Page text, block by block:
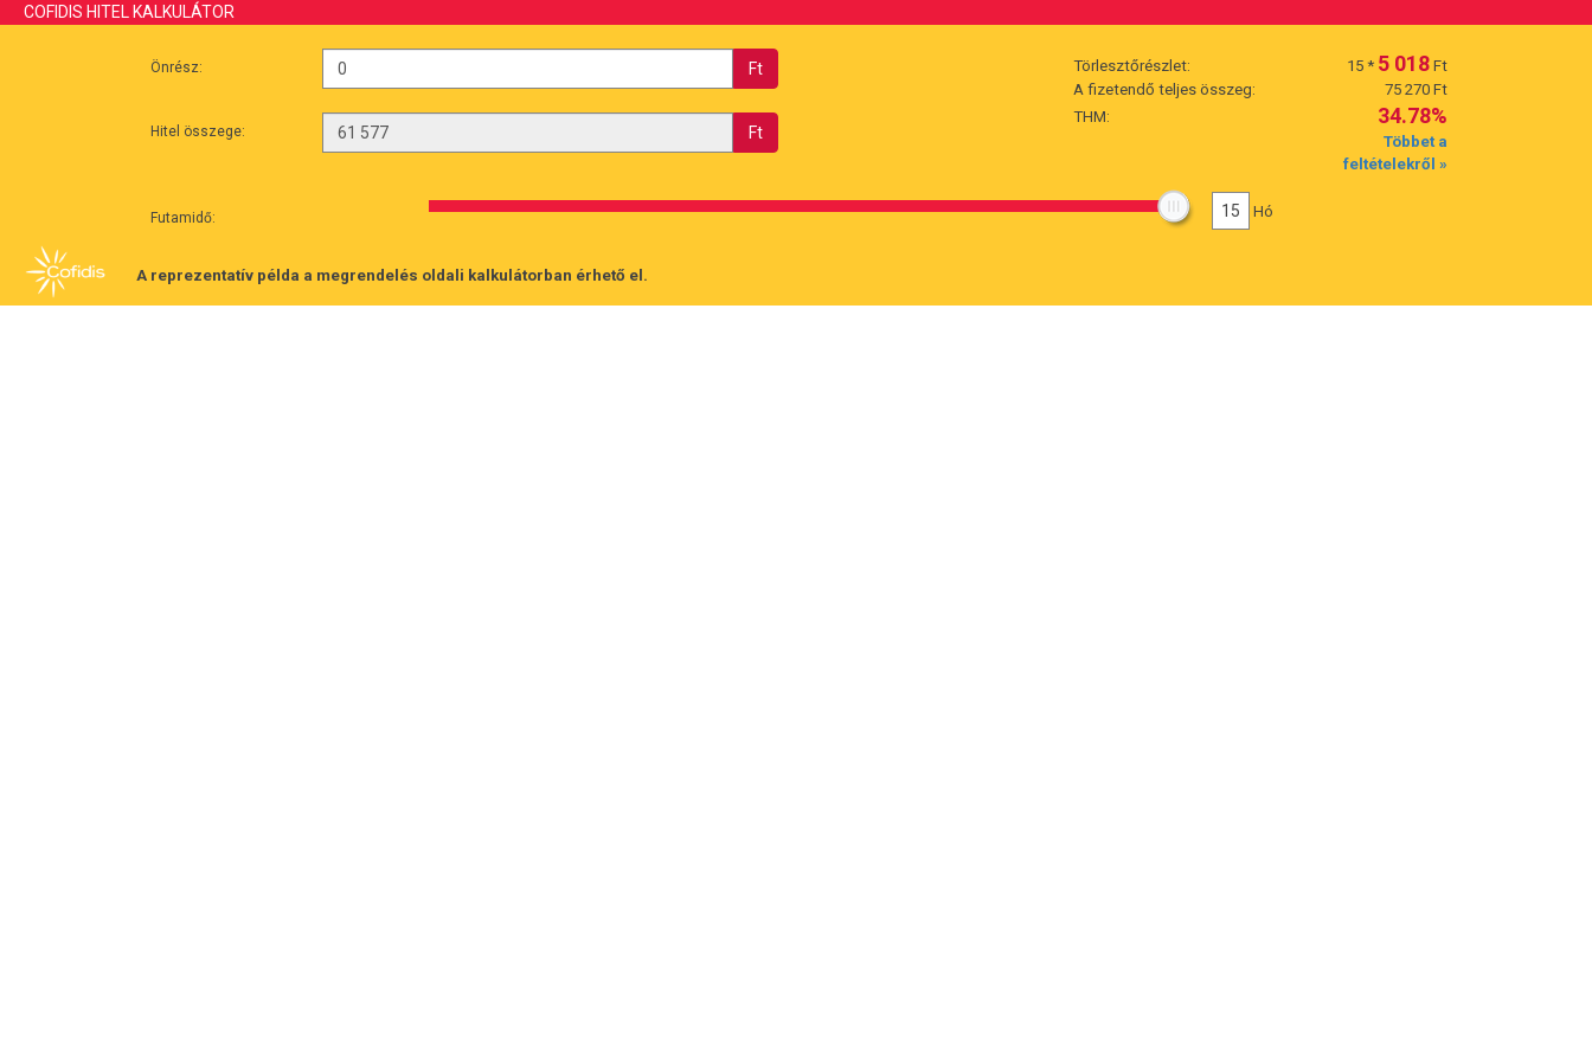
COFIDIS HITEL KALKULÁTOR
Önrész: Ft
Hitel összege: Ft
Törlesztőrészlet: 15 * 5 018 Ft
A fizetendő teljes összeg:
75 270 Ft
THM:
34.78%
Többet a
feltételekről »
Futamidő: 15 Hó
A reprezentatív példa a megrendelés oldali kalkulátorban érhető el.